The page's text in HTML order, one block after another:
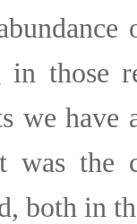
those
we have
was the
both in